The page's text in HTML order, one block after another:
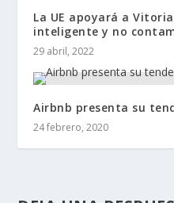
La UE apoyará a
inteligente y no
29 abril, 2022
Airbnb presenta su
24 febrero, 2020